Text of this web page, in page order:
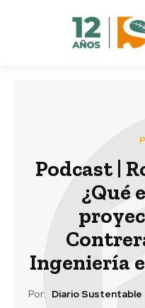
Podcast |
¿Qué
Ingeniería
Por: Diario Sustentable